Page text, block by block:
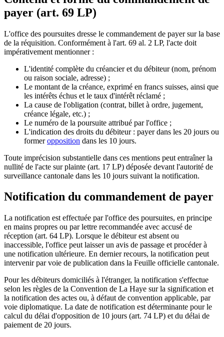
payer (art. 69 LP)
L'office des poursuites dresse le commandement de payer sur la base
de la réquisition. Conformément à l'art. 69 al. 2 LP, l'acte doit
impérativement mentionner :
L'identité complète du créancier et du débiteur (nom, prénom
ou raison sociale, adresse) ;
Le montant de la créance, exprimé en francs suisses, ainsi que
les intérêts échus et le taux d'intérêt réclamé ;
La cause de l'obligation (contrat, billet à ordre, jugement,
créance légale, etc.) ;
Le numéro de la poursuite attribué par l'office ;
L'indication des droits du débiteur : payer dans les 20 jours ou
formeropposition dans les 10 jours.
Toute imprécision substantielle dans ces mentions peut entraîner la
nullité de l'acte sur plainte (art. 17 LP) déposée devant l'autorité de
surveillance cantonale dans les 10 jours suivant la notification.
Notification du commandement de payer
La notification est effectuée par l'office des poursuites, en principe
en mains propres ou par lettre recommandée avec accusé de
réception (art. 64 LP). Lorsque le débiteur est absent ou
inaccessible, l'office peut laisser un avis de passage et procéder à
une notification ultérieure. En dernier recours, la notification peut
intervenir par voie de publication dans la Feuille officielle cantonale.
Pour les débiteurs domiciliés à l'étranger, la notification s'effectue
selon les règles de la Convention de La Haye sur la signification et
la notification des actes ou, à défaut de convention applicable, par
voie diplomatique. La date de notification est déterminante pour le
calcul du délai d'opposition de 10 jours (art. 74 LP) et du délai de
paiement de 20 jours.